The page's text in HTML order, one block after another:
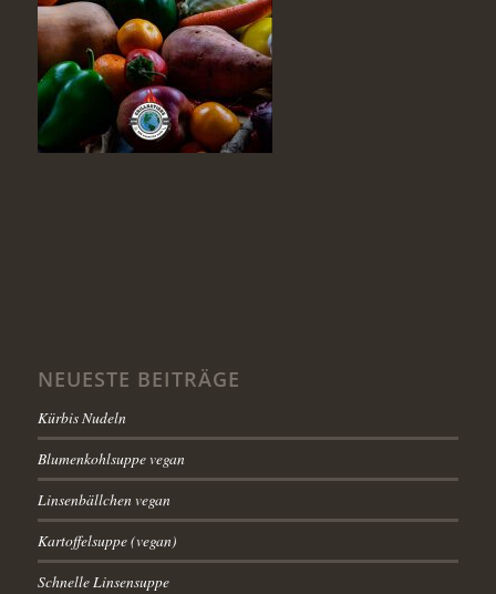
NEUESTE BEITRÄGE
Kürbis Nudeln
Blumenkohlsuppe vegan
Linsenbällchen vegan
Kartoffelsuppe (vegan)
Schnelle Linsensuppe